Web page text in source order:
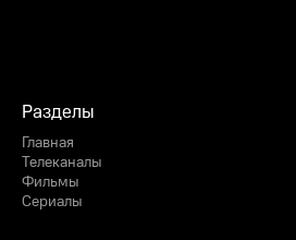
Разделы
Главная
Телеканалы
Фильмы
Сериалы